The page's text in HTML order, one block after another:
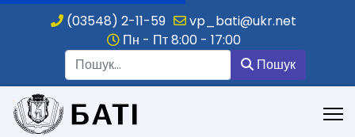
(03548) 2-11-59
vp_bati@ukr.net
Пн - Пт 8:00 - 17:00
Пошук
.